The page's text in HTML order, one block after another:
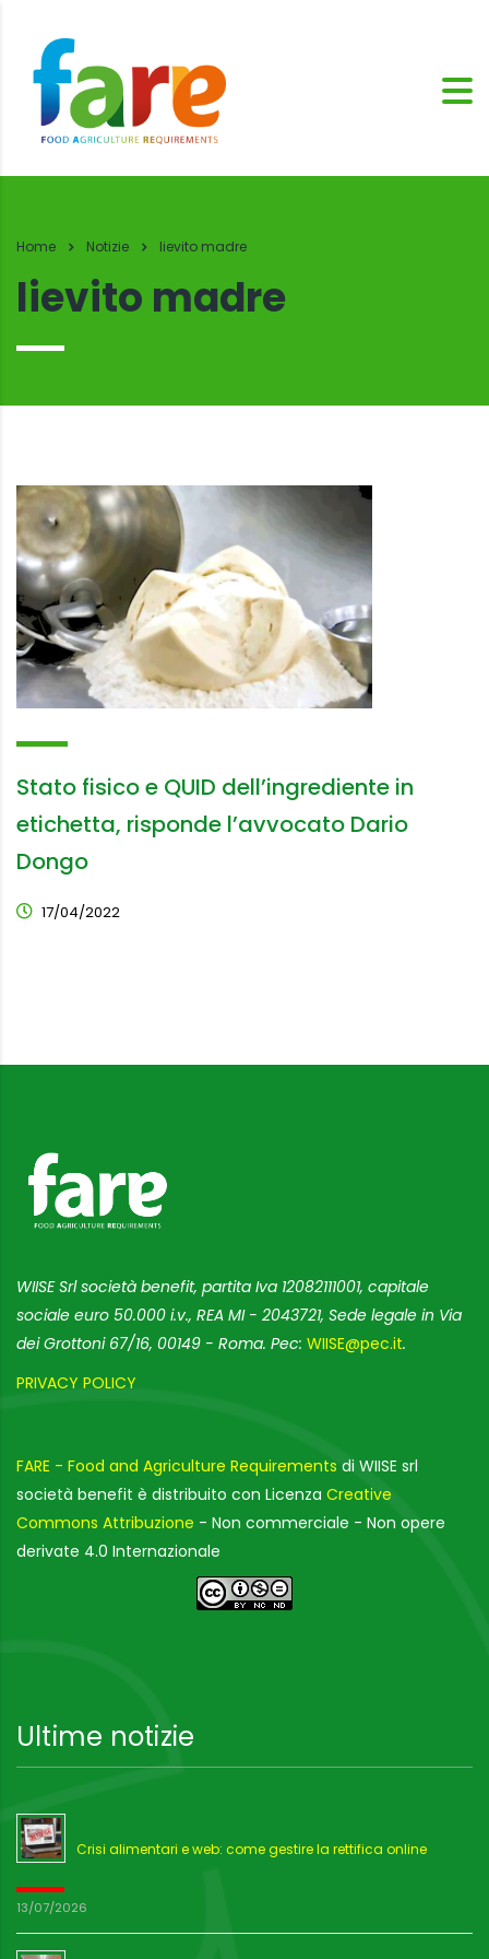
Home Notizie lievito madre
lievito madre
Stato fisico e QUID dell’ingrediente in
etichetta, risponde l’avvocato Dario
Dongo
17/04/2022
WIISE Srl società benefit, partita Iva 12082111001, capitale
sociale euro 50.000 i.v., REA MI - 2043721, Sede legale in Via
dei Grottoni 67/16, 00149 - Roma. Pec: WIISE@pec.it.
PRIVACY POLICY
FARE - Food and Agriculture Requirements di WIISE srl
società benefit è distribuito con Licenza Creative
Commons Attribuzione - Non commerciale - Non opere
derivate 4.0 Internazionale
Ultime notizie
Crisi alimentari e web: come gestire la rettifica online
13/07/2026